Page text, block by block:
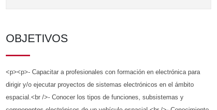
OBJETIVOS
<p><p>- Capacitar a profesionales con formación en electrónica para
dirigir y/o ejecutar proyectos de sistemas electrónicos en el ámbito
espacial.<br />- Conocer los tipos de funciones, subsistemas y